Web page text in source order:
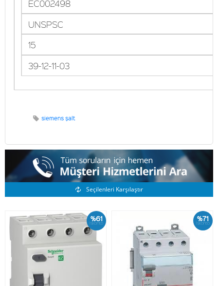
EC002498
UNSPSC
15
39-12-11-03
siemens şalt
Benzer Ürünler
Seçilenleri Karşılaştır
%61
İskonto %71
İskonto